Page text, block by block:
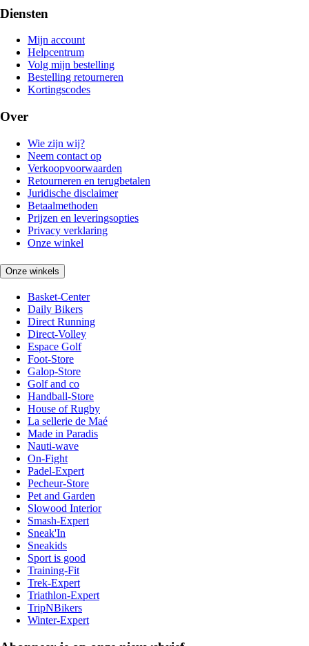
Diensten
Mijn account
Helpcentrum
Volg mijn bestelling
Bestelling retourneren
Kortingscodes
Over
Wie zijn wij?
Neem contact op
Verkoopvoorwaarden
Retourneren en terugbetalen
Juridische disclaimer
Betaalmethoden
Prijzen en leveringsopties
Privacy verklaring
Onze winkel
Onze winkels
Basket-Center
Daily Bikers
Direct Running
Direct-Volley
Espace Golf
Foot-Store
Galop-Store
Golf and co
Handball-Store
House of Rugby
La sellerie de Maé
Made in Paradis
Nauti-wave
On-Fight
Padel-Expert
Pecheur-Store
Pet and Garden
Slowood Interior
Smash-Expert
Sneak'In
Sneakids
Sport is good
Training-Fit
Trek-Expert
Triathlon-Expert
TripNBikers
Winter-Expert